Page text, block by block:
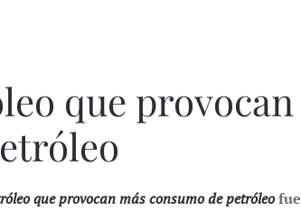
que provocan
que provocan más consumo de petróleofue